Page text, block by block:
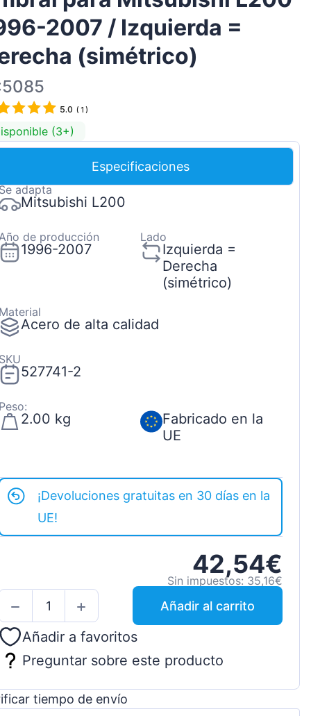
Magyar
Lietuvių
Hrvatski
2007 / Izquierda =
(simétrico)
5.0 ( 1 )
(3+)
Especificaciones
adapta
Mitsubishi L200
de producción
1996-2007
Lado
Izquierda =
Derecha
(simétrico)
Acero de alta calidad
527741-2
2.00 kg
Fabricado en la
UE
¡Devoluciones gratuitas en 30 días en la
UE!
42,54€
Sin impuestos: 35,16€
Añadir al carrito
Añadir a favoritos
Preguntar sobre este producto
tiempo de envío